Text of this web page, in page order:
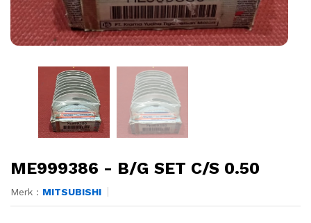
ME999386 - B/G SET C/S 0.50
Merk : MITSUBISHI